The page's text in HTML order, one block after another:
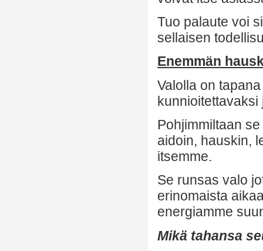
Tuo palaute voi
sellaisen
Enemmän
Valolla on
Pohjimmiltaan
aidoin, hauskin,
itsemme.
Se runsas valo
erinomaista
energiamme
Mikä tahansa